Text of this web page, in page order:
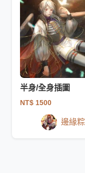
半身/全身插圖
NT$ 1500
邊緣粽